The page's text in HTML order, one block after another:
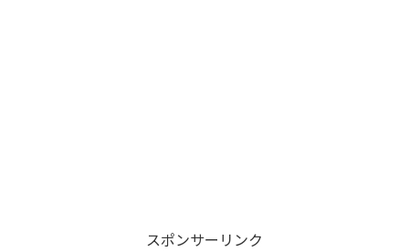
スポンサーリンク